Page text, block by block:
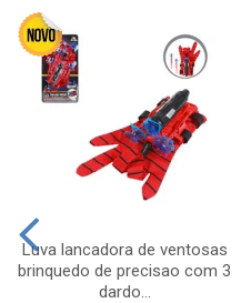
Luva lancadora de ventosas
brinquedo de precisao com 3
dardo...